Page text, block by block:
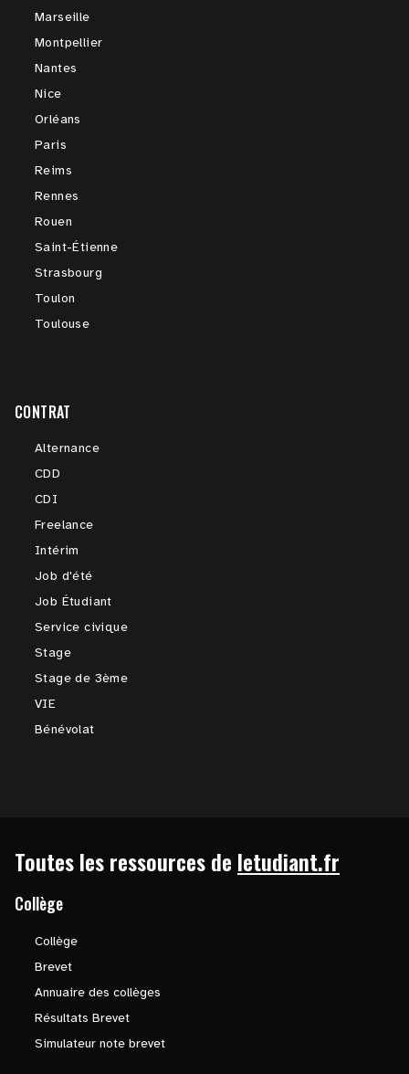
Marseille
Montpellier
Nantes
Nice
Orléans
Paris
Reims
Rennes
Rouen
Saint-Étienne
Strasbourg
Toulon
Toulouse
CONTRAT
Alternance
CDD
CDI
Freelance
Intérim
Job d'été
Job Étudiant
Service civique
Stage
Stage de 3ème
VIE
Bénévolat
Toutes les ressources de letudiant.fr
Collège
Collège
Brevet
Annuaire des collèges
Résultats Brevet
Simulateur note brevet